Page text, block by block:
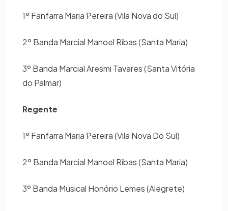
1º Fanfarra Maria Pereira (Vila Nova do Sul)
2º Banda Marcial Manoel Ribas (Santa Maria)
3º Banda Marcial Aresmi Tavares (Santa Vitória
do Palmar)
Regente
1º Fanfarra Maria Pereira (Vila Nova Do Sul)
2º Banda Marcial Manoel Ribas (Santa Maria)
3º Banda Musical Honório Lemes (Alegrete)